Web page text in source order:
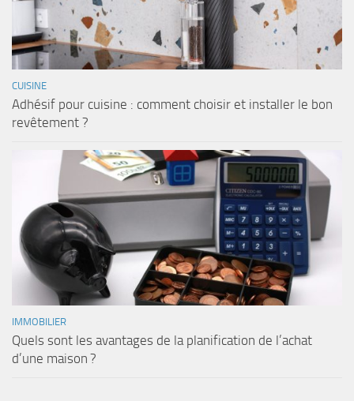
CUISINE
Adhésif pour cuisine : comment choisir et installer le bon
revêtement ?
IMMOBILIER
Quels sont les avantages de la planification de l’achat
d’une maison ?